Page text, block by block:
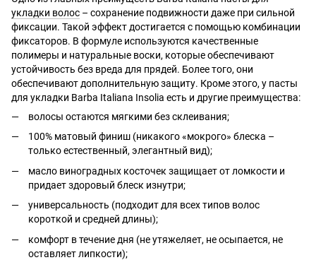
укладки волос – сохранение подвижности даже при сильной
фиксации. Такой эффект достигается с помощью комбинации
фиксаторов. В формуле используются качественные
полимеры и натуральные воски, которые обеспечивают
устойчивость без вреда для прядей. Более того, они
обеспечивают дополнительную защиту. Кроме этого, у пасты
для укладки Barba Italiana Insolia есть и другие преимущества:
волосы остаются мягкими без склеивания;
100% матовый финиш (никакого «мокрого» блеска –
только естественный, элегантный вид);
масло виноградных косточек защищает от ломкости и
придает здоровый блеск изнутри;
универсальность (подходит для всех типов волос
короткой и средней длины);
комфорт в течение дня (не утяжеляет, не осыпается, не
оставляет липкости);